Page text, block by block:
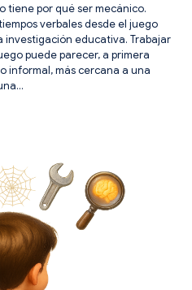
tiene por qué ser mecánico.
verbales desde el juego
investigación educativa. Trabajar
puede parecer, a primera
informal, más cercana a una